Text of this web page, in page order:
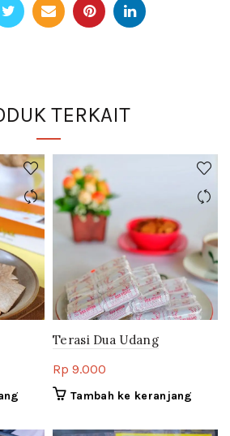
TERKAIT
Terasi Dua Udang
Rp 9.000
Tambah ke keranjang